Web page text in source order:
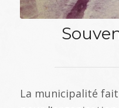
La municipalité